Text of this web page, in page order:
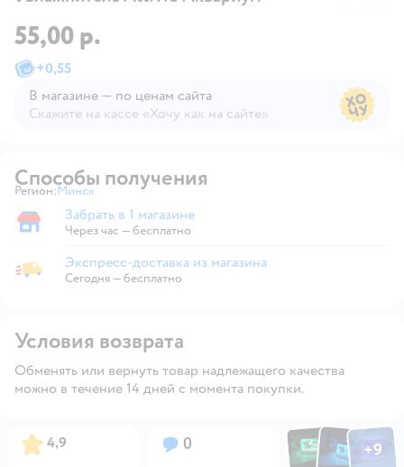
55,00 р.
+0,55
В магазине — по ценам сайта
Скажите на кассе «Хочу как на сайте»
Способы получения
Регион: Выбор адреса доставки.
Минск
Забрать в магазине
Забрать в 1 магазине
Через час — бесплатно
Экспресс-доставка из магазина
Экспресс-доставка из магазина
Сегодня—бесплатно
Условия возврата
Обменять или вернуть товар надлежащего качества
можно в течение 14 дней с момента покупки.
Рейтинг:
4,9 Вопросов:
0 ФотоФотоФото
+9
Открыть